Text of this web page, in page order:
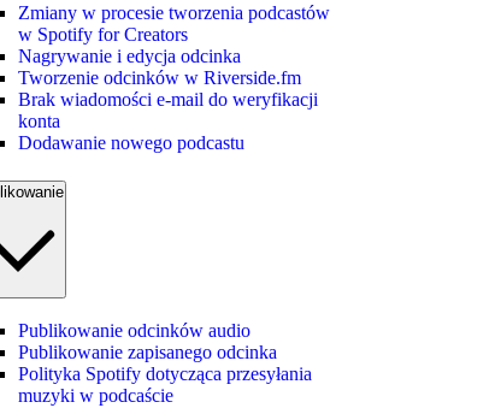
Zmiany w procesie tworzenia podcastów
w Spotify for Creators
Nagrywanie i edycja odcinka
Tworzenie odcinków w Riverside.fm
Brak wiadomości e‑mail do weryfikacji
konta
Dodawanie nowego podcastu
Publikowanie odcinków audio
Publikowanie zapisanego odcinka
Polityka Spotify dotycząca przesyłania
muzyki w podcaście